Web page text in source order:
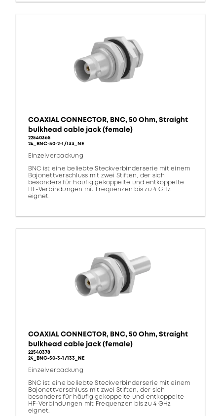
COAXIAL CONNECTOR, BNC, 50 Ohm, Straight
bulkhead cable jack (female)
22540365
24_BNC-50-2-1/133_NE
Einzelverpackung
BNC ist eine beliebte Steckverbinderserie mit einem
Bajonettverschluss mit zwei Stiften, der sich
besonders für häufig gekoppelte und entkoppelte
HF-Verbindungen mit Frequenzen bis zu 4 GHz
eignet.
COAXIAL CONNECTOR, BNC, 50 Ohm, Straight
bulkhead cable jack (female)
22540378
24_BNC-50-3-1/133_NE
Einzelverpackung
BNC ist eine beliebte Steckverbinderserie mit einem
Bajonettverschluss mit zwei Stiften, der sich
besonders für häufig gekoppelte und entkoppelte
HF-Verbindungen mit Frequenzen bis zu 4 GHz
eignet.